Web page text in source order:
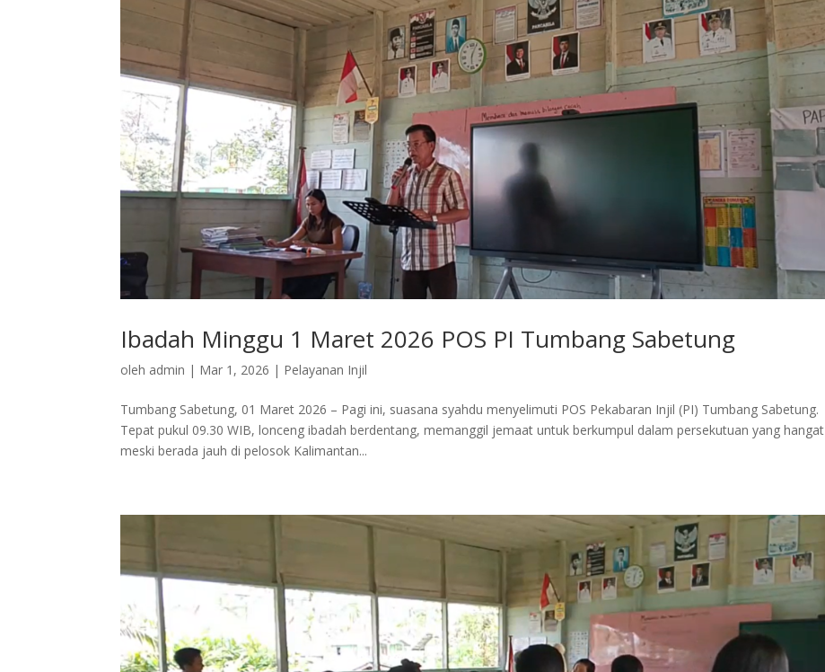
Ibadah Minggu 1 Maret 2026 POS PI Tumbang Sabetung
oleh admin | Mar 1, 2026 | Pelayanan Injil
Tumbang Sabetung, 01 Maret 2026 – Pagi ini, suasana syahdu menyelimuti POS Pekabaran Injil (PI) Tumbang Sabetung.
Tepat pukul 09.30 WIB, lonceng ibadah berdentang, memanggil jemaat untuk berkumpul dalam persekutuan yang hangat
meski berada jauh di pelosok Kalimantan...